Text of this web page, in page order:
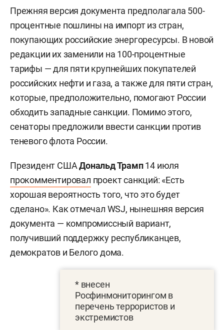
Прежняя версия документа предполагала 500-
процентные пошлины на импорт из стран,
покупающих российские энергоресурсы. В новой
редакции их заменили на 100-процентные
тарифы — для пяти крупнейших покупателей
российских нефти и газа, а также для пяти стран,
которые, предположительно, помогают России
обходить западные санкции. Помимо этого,
сенаторы предложили ввести санкции против
теневого флота России.
Президент СШАДональд Трамп14 июля
прокомментировал проект санкций: «Есть
хорошая вероятность того, что это будет
сделано». Как отмечал WSJ, нынешняя версия
документа — компромиссный вариант,
получивший поддержку республиканцев,
демократов и Белого дома.
* внесен
Росфинмониторингом в
перечень террористов и
экстремистов